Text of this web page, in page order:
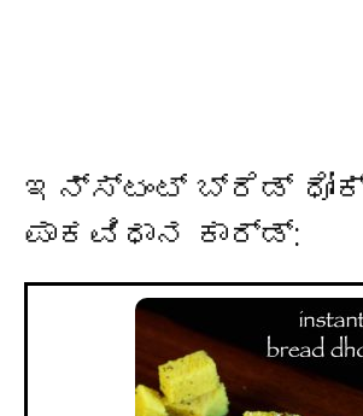
ಇನ್ಸ್ಟಂಟ್ ಬ್ರೆಡ್
ಪಾಕವಿಧಾನ ಕಾರ್ಡ್: